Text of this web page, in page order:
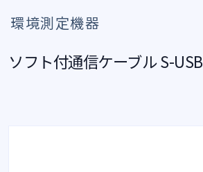
環境測定機器
ソフト付通信ケーブル S-USB